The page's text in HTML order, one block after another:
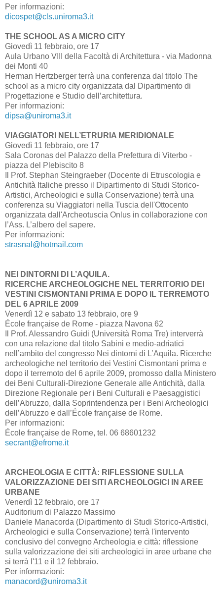
Per informazioni:
dicospet@cls.uniroma3.it
THE SCHOOL AS A MICRO CITY
Giovedì 11 febbraio, ore 17
Aula Urbano VIII della Facoltà di Architettura - via Madonna
dei Monti 40
Herman Hertzberger terrà una conferenza dal titolo The
school as a micro city organizzata dal Dipartimento di
Progettazione e Studio dell’architettura.
Per informazioni:
dipsa@uniroma3.it
VIAGGIATORI NELL’ETRURIA MERIDIONALE
Giovedì 11 febbraio, ore 17
Sala Coronas del Palazzo della Prefettura di Viterbo -
piazza del Plebiscito 8
Il Prof. Stephan Steingraeber (Docente di Etruscologia e
Antichità Italiche presso il Dipartimento di Studi Storico-
Artistici, Archeologici e sulla Conservazione) terrà una
conferenza su Viaggiatori nella Tuscia dell'Ottocento
organizzata dall'Archeotuscia Onlus in collaborazione con
l’Ass. L’albero del sapere.
Per informazioni:
strasnal@hotmail.com
NEI DINTORNI DI L’AQUILA.
RICERCHE ARCHEOLOGICHE NEL TERRITORIO DEI
VESTINI CISMONTANI PRIMA E DOPO IL TERREMOTO
DEL 6 APRILE 2009
Venerdì 12 e sabato 13 febbraio, ore 9
École française de Rome - piazza Navona 62
Il Prof. Alessandro Guidi (Università Roma Tre) interverrà
con una relazione dal titolo Sabini e medio-adriatici
nell’ambito del congresso Nei dintorni di L’Aquila. Ricerche
archeologiche nel territorio dei Vestini Cismontani prima e
dopo il terremoto del 6 aprile 2009, promosso dalla Ministero
dei Beni Culturali-Direzione Generale alle Antichità, dalla
Direzione Regionale per i Beni Culturali e Paesaggistici
dell’Abruzzo, dalla Soprintendenza per i Beni Archeologici
dell’Abruzzo e dall’École française de Rome.
Per informazioni:
École française de Rome, tel. 06 68601232
secrant@efrome.it
ARCHEOLOGIA E CITTÀ: RIFLESSIONE SULLA
VALORIZZAZIONE DEI SITI ARCHEOLOGICI IN AREE
URBANE
Venerdì 12 febbraio, ore 17
Auditorium di Palazzo Massimo
Daniele Manacorda (Dipartimento di Studi Storico-Artistici,
Archeologici e sulla Conservazione) terrà l'intervento
conclusivo del convegno Archeologia e città: riflessione
sulla valorizzazione dei siti archeologici in aree urbane che
si terrà l'11 e il 12 febbraio.
Per informazioni:
manacord@uniroma3.it